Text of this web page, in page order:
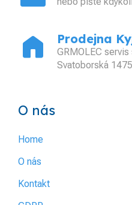
home Prodejna
GRMOLEC servis
Svatoborská
O nás
Home
O nás
Kontakt